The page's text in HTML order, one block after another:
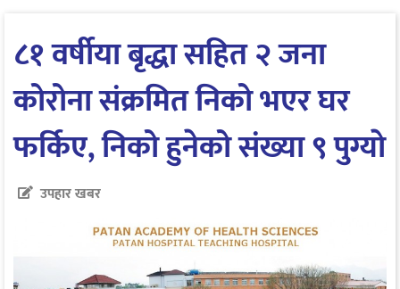
८१ वर्षीया बृद्धा सहित २ जना
कोरोना संक्रमित निको भएर घर
फर्किए, निको हुनेको संख्या ९ पुग्याे
उपहार खबर